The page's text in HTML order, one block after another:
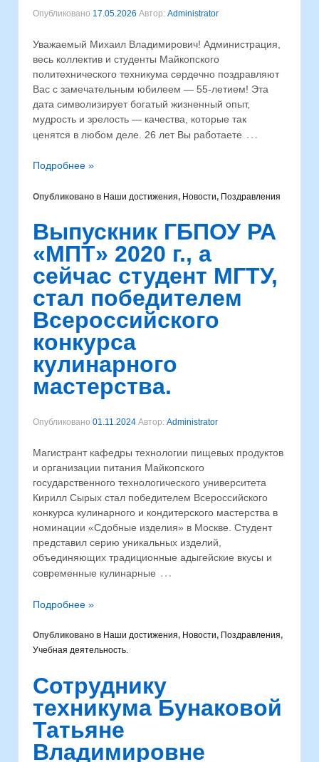
Опубликовано 17.05.2026 Автор: Administrator
Уважаемый Михаил Владимирович! Администрация,
весь коллектив и студенты Майкопского
политехнического техникума сердечно поздравляют
Вас с замечательным юбилеем — 55-летием! Эта
дата символизирует богатый жизненный опыт,
мудрость и зрелость — качества, которые так
ценятся в любом деле. 26 лет Вы работаете …
Подробнее »
Опубликовано в Наши достижения, Новости, Поздравления
Выпускник ГБПОУ РА
«МПТ» 2020 г., а
сейчас студент МГТУ,
стал победителем
Всероссийского
конкурса
кулинарного
мастерства.
Опубликовано 01.11.2024 Автор: Administrator
Магистрант кафедры технологии пищевых продуктов
и организации питания Майкопского
государственного технологического университета
Кирилл Сырых стал победителем Всероссийского
конкурса кулинарного и кондитерского мастерства в
номинации «Сдобные изделия» в Москве. Студент
представил серию уникальных изделий,
объединяющих традиционные адыгейские вкусы и
современные кулинарные …
Подробнее »
Опубликовано в Наши достижения, Новости, Поздравления,
Учебная деятельность.
Сотруднику
техникума Бунаковой
Татьяне
Владимировне